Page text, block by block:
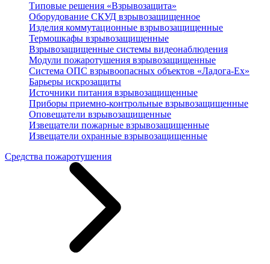
Типовые решения «Взрывозащита»
Оборудование СКУД взрывозащищенное
Изделия коммутационные взрывозащищенные
Термошкафы взрывозащищенные
Взрывозащищенные системы видеонаблюдения
Модули пожаротушения взрывозащищенные
Система ОПС взрывоопасных объектов «Ладога-Ex»
Барьеры искрозащиты
Источники питания взрывозащищенные
Приборы приемно-контрольные взрывозащищенные
Оповещатели взрывозащищенные
Извещатели пожарные взрывозащищенные
Извещатели охранные взрывозащищенные
Средства пожаротушения